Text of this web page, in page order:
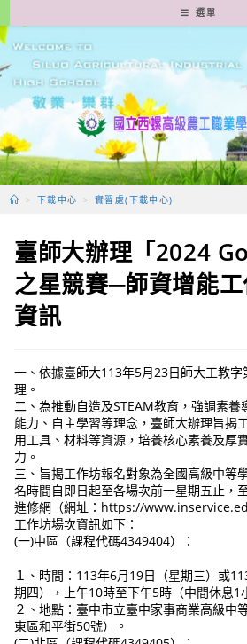
轉
至
要
容
選單
> 下載中心 > 實習處(下載中心)
臺師大辦理「2024
之星競賽─師資增能
資訊
一、依據臺師大113年5月23日師大工教
理。
二、為推動自造及STEAM教育，強調素
能力、自主學習等理念，臺師大辦理旨揭
用工具、材料等資源，培養核心素養及厚
力。
三、旨揭工作坊報名對象為全國高級中等
名時間自即日起至各場次前一星期五止，
進修網（網址：https://
工作坊場次資訊如下：
(一)中區（課程代碼4349404）：
１、時間：113年6月19日（星期三）或
期四），上午10時至下午5時（中間休息1
２、地點：臺中市立臺中家事商業高級中
東區和平街50號）。